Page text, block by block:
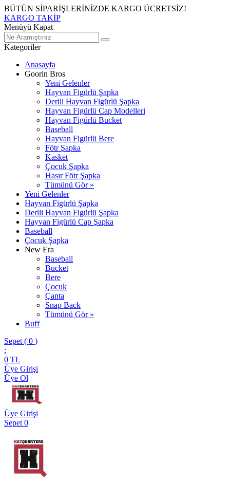
BÜTÜN SİPARİŞLERİNİZDE KARGO ÜCRETSİZ!
KARGO TAKİP
Menüyü Kapat
Kategoriler
Anasayfa
Goorin Bros
Yeni Gelenler
Hayvan Figürlü Şapka
Derili Hayvan Figürlü Şapka
Hayvan Figürlü Cap Modelleri
Hayvan Figürlü Bucket
Baseball
Hayvan Figürlü Bere
Fötr Şapka
Kasket
Çocuk Şapka
Hasır Fötr Şapka
Tümünü Gör »
Yeni Gelenler
Hayvan Figürlü Şapka
Derili Hayvan Figürlü Şapka
Hayvan Figürlü Cap Şapka
Baseball
Çocuk Şapka
New Era
Baseball
Bucket
Bere
Çocuk
Çanta
Snap Back
Tümünü Gör »
Buff
Sepet ( 0 )
:
0 TL
Üye Girişi
Üye Ol
Üye Girişi
Sepet 0